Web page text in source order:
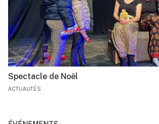
Spectacle de Noël
ACTUALITÉS